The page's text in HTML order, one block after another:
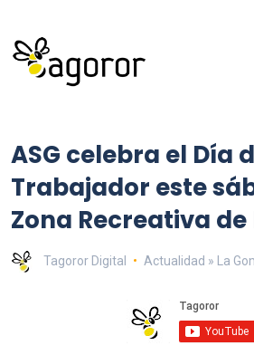
ASG celebra el Día
Trabajador este
Zona Recreativa de
Tagoror Digital Actualidad » La